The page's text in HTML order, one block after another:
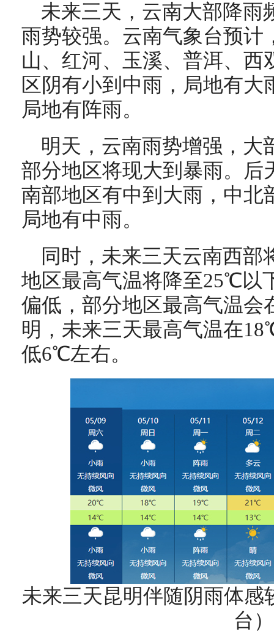
未来三天，云南大部降雨
雨势较强。云南气象台预计
山、红河、玉溪、普洱、西
区阴有小到中雨，局地有
局地有阵雨。
明天，云南雨势增强，大
部分地区将现大到暴雨。后
南部地区有中到大雨，中北
局地有中雨。
同时，未来三天云南西部
地区最高气温将降至25℃以
偏低，部分地区最高气温
明，未来三天最高气温在
低6℃左右。
未来三天昆明伴随阴雨体感
台）